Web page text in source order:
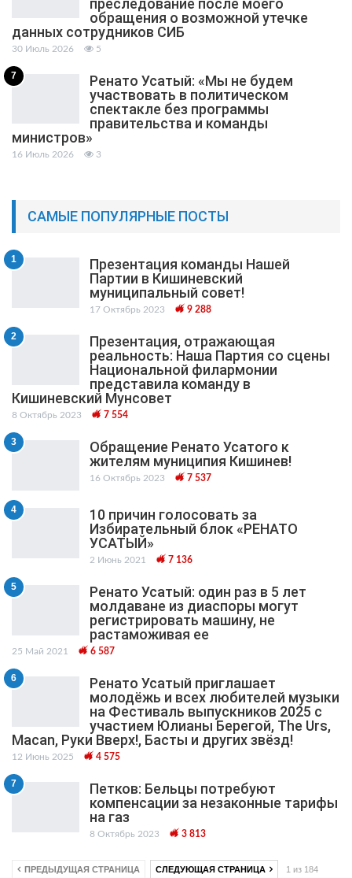
преследование после моего
обращения о возможной утечке
данных сотрудников СИБ
30 Июль 2026 5
7
Ренато Усатый: «Мы не будем
участвовать в политическом
спектакле без программы
правительства и команды
министров»
16 Июль 2026 3
САМЫЕ ПОПУЛЯРНЫЕ ПОСТЫ
1
Презентация команды Нашей
Партии в Кишиневский
муниципальный cовет!
17 Октябрь 2023 9 288
2
Презентация, отражающая
реальность: Наша Партия со сцены
Национальной филармонии
представила команду в
Кишиневский Мунсовет
8 Октябрь 2023 7 554
3
Обращение Ренато Усатого к
жителям муниципия Кишинев!
16 Октябрь 2023 7 537
4
10 причин голосовать за
Избирательный блок «РЕНАТО
УСАТЫЙ»
2 Июнь 2021 7 136
5
Ренато Усатый: один раз в 5 лет
молдаване из диаспоры могут
регистрировать машину, не
растаможивая ее
25 Май 2021 6 587
6
Ренато Усатый приглашает
молодёжь и всех любителей музыки
на Фестиваль выпускников 2025 с
участием Юлианы Берегой, The Urs,
Macan, Руки Вверх!, Басты и других звёзд!
12 Июнь 2025 4 575
7
Петков: Бельцы потребуют
компенсации за незаконные тарифы
на газ
8 Октябрь 2023 3 813
ПРЕДЫДУЩАЯ СТРАНИЦА СЛЕДУЮЩАЯ СТРАНИЦА 1 из 184